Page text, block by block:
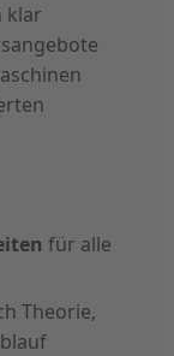
klar
für alle
Theorie,